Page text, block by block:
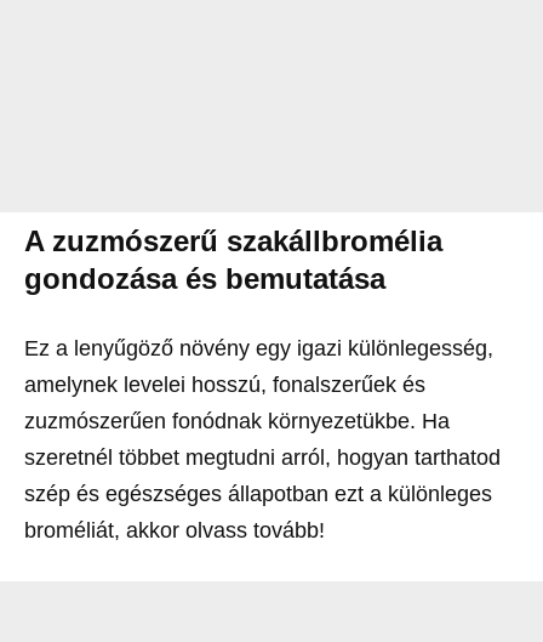
A zuzmószerű szakállbromélia
gondozása és bemutatása
Ez a lenyűgöző növény egy igazi különlegesség,
amelynek levelei hosszú, fonalszerűek és
zuzmószerűen fonódnak környezetükbe. Ha
szeretnél többet megtudni arról, hogyan tarthatod
szép és egészséges állapotban ezt a különleges
broméliát, akkor olvass tovább!